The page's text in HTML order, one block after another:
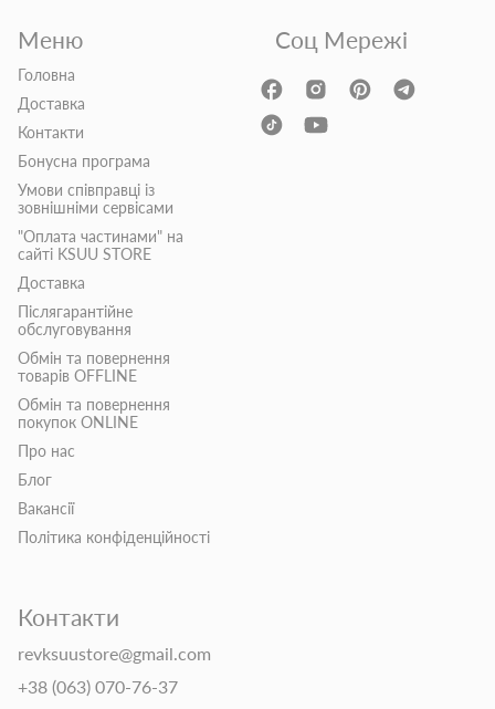
Меню
Головна
Доставка
Контакти
Бонусна програма
Умови співправці із
зовнішніми сервісами
"Оплата частинами" на
сайті KSUU STORE
Доставка
Післягарантійне
обслуговування
Обмін та повернення
товарів OFFLINE
Обмін та повернення
покупок ONLINE
Про нас
Блог
Вакансії
Політика конфіденційності
Контакти
revksuustore@gmail.com
+38 (063) 070-76-37
Соц Мережі